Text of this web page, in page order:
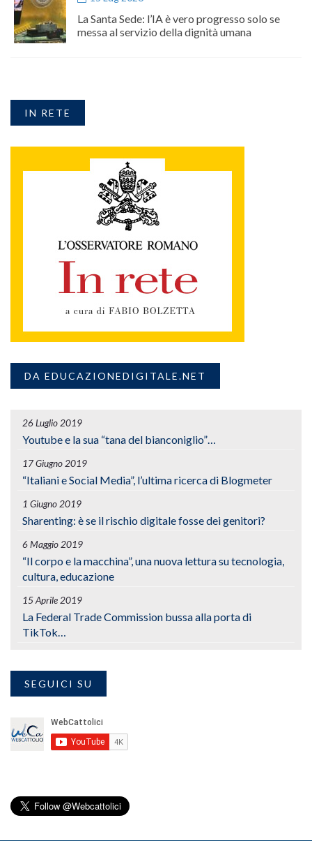
La Santa Sede: l’IA è vero progresso solo se
messa al servizio della dignità umana
IN RETE
DA EDUCAZIONEDIGITALE.NET
26 Luglio 2019
Youtube e la sua “tana del bianconiglio”…
17 Giugno 2019
“Italiani e Social Media”, l’ultima ricerca di Blogmeter
1 Giugno 2019
Sharenting: è se il rischio digitale fosse dei genitori?
6 Maggio 2019
“Il corpo e la macchina”, una nuova lettura su tecnologia,
cultura, educazione
15 Aprile 2019
La Federal Trade Commission bussa alla porta di
TikTok…
SEGUICI SU